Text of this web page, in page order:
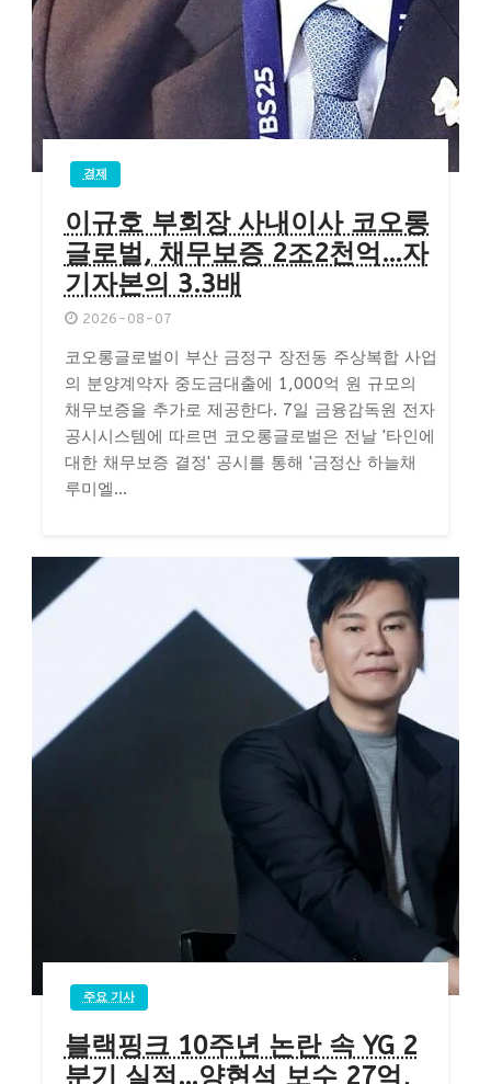
경제
이규호 부회장 사내이사 코오롱
글로벌, 채무보증 2조2천억…자
기자본의 3.3배
2026-08-07
코오롱글로벌이 부산 금정구 장전동 주상복합 사업
의 분양계약자 중도금대출에 1,000억 원 규모의
채무보증을 추가로 제공한다. 7일 금융감독원 전자
공시시스템에 따르면 코오롱글로벌은 전날 '타인에
대한 채무보증 결정' 공시를 통해 '금정산 하늘채
루미엘...
주요 기사
블랙핑크 10주년 논란 속 YG 2
분기 실적…양현석 보수 27억,